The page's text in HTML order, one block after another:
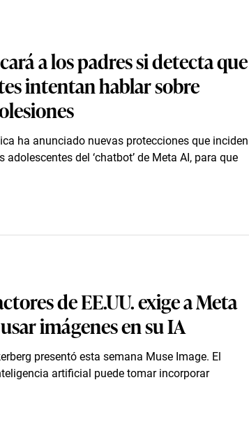
a los padres si detecta que
intentan hablar sobre
ha anunciado nuevas protecciones que inciden
adolescentes del ‘chatbot’ de Meta AI, para que
de EE.UU. exige a Meta
imágenes en su IA
presentó esta semana Muse Image. El
artificial puede tomar incorporar